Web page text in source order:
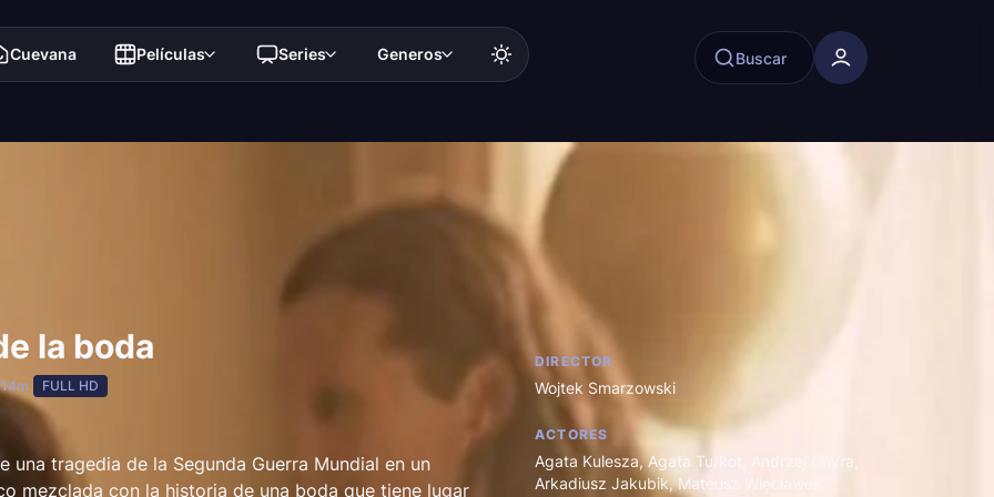
Cuevana Películas Series Generos Buscar
la boda
FULL HD
una tragedia de la Segunda Guerra Mundial en un
mezclada con la historia de una boda que tiene lugar
DIRECTOR
Wojtek Smarzowski
ACTORES
Agata Kulesza,Agata Turkot Andrzej Chyra
Arkadiusz Jakubik,Mateusz Więcławek